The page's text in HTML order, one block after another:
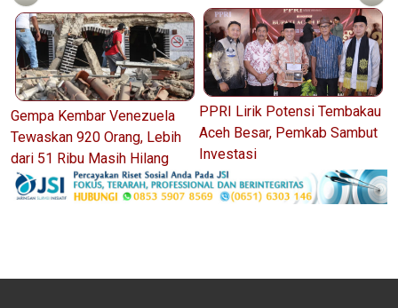
Gempa Kembar Venezuela
Tewaskan 920 Orang, Lebih
dari 51 Ribu Masih Hilang
PPRI Lirik Potensi Tembakau
Aceh Besar, Pemkab Sambut
Investasi